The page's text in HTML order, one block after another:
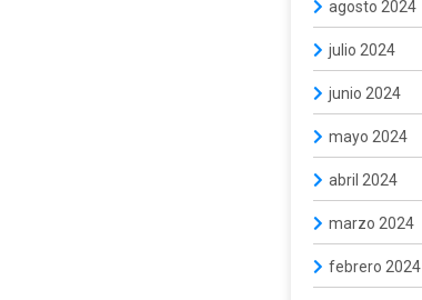
agosto 2024
julio 2024
junio 2024
mayo 2024
abril 2024
marzo 2024
febrero 2024